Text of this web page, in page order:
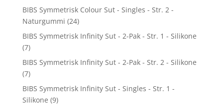
BIBS Symmetrisk Colour Sut - Singles - Str. 2 -
Naturgummi (24)
BIBS Symmetrisk Infinity Sut - 2-Pak - Str. 1 - Silikone
(7)
BIBS Symmetrisk Infinity Sut - 2-Pak - Str. 2 - Silikone
(7)
BIBS Symmetrisk Infinity Sut - Singles - Str. 1 -
Silikone (9)